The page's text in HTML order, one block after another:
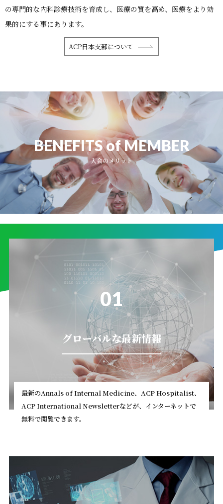
の専門的な内科診療技術を育成し、医療の質を高め、医療をより効
果的にする事にあります。
ACP日本支部について
BENEFITS of MEMBER
入会のメリット
01
グローバルな最新情報
最新のAnnals of Internal Medicine、ACP Hospitalist、
ACP International Newsletterなどが、インターネットで
無料で閲覧できます。